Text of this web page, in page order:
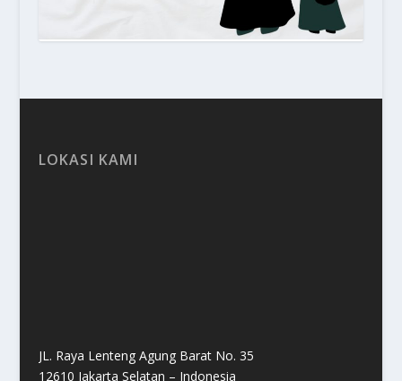
LOKASI KAMI
JL. Raya Lenteng Agung Barat No. 35
12610 Jakarta Selatan – Indonesia